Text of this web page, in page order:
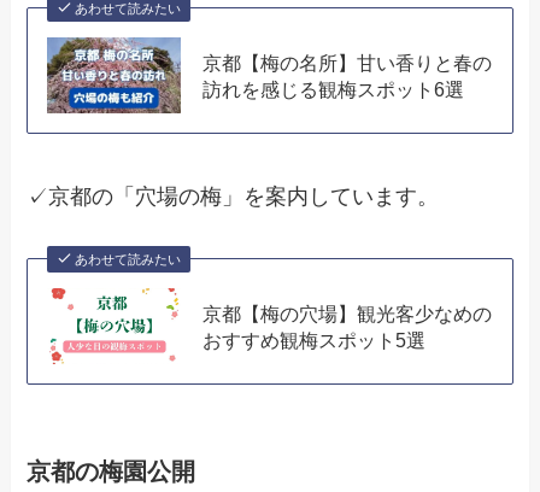
あわせて読みたい
京都【梅の名所】甘い香りと春の
訪れを感じる観梅スポット6選
✓京都の「穴場の梅」を案内しています。
あわせて読みたい
京都【梅の穴場】観光客少なめの
おすすめ観梅スポット5選
京都の梅園公開